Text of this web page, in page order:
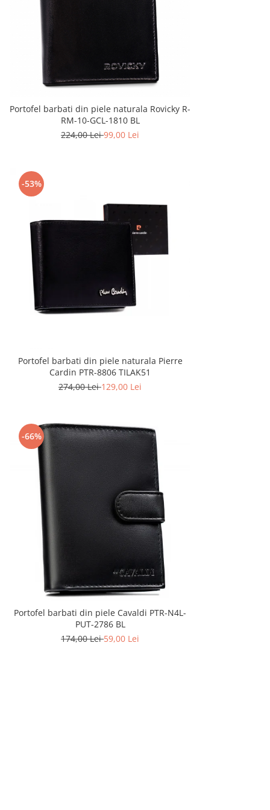
Portofel barbati din piele naturala Rovicky R-
RM-10-GCL-1810 BL
224,00 Lei99,00 Lei
-53%
Portofel barbati din piele naturala Pierre
Cardin PTR-8806 TILAK51
274,00 Lei129,00 Lei
-66%
Portofel barbati din piele Cavaldi PTR-N4L-
PUT-2786 BL
174,00 Lei59,00 Lei